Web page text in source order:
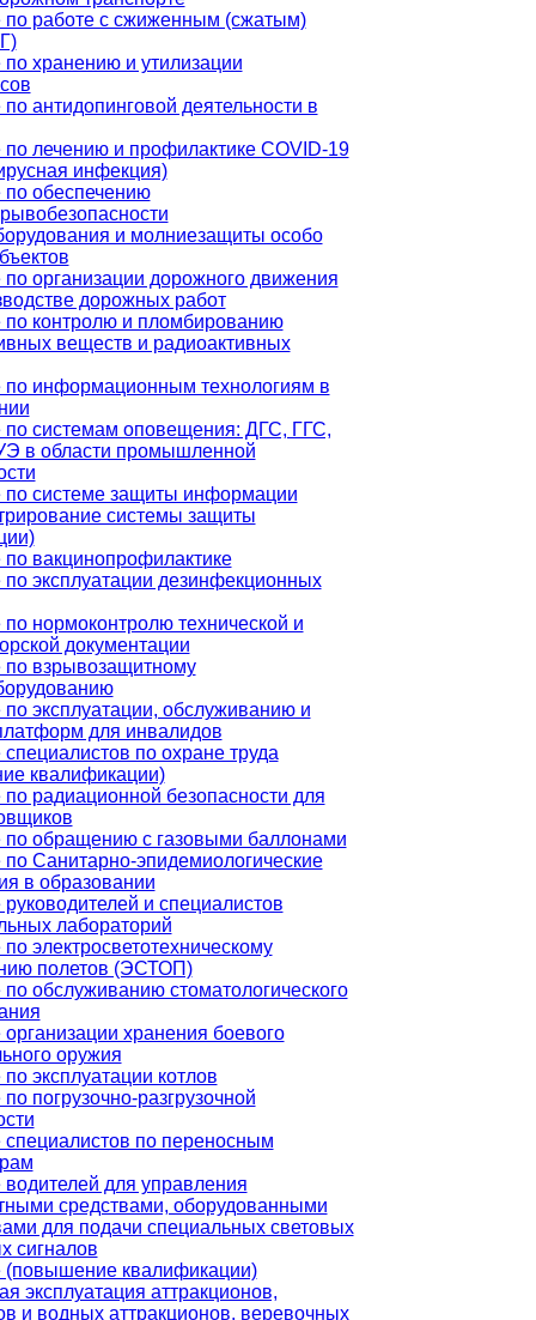
по работе с сжиженным (сжатым)
хранению и утилизации
антидопинговой деятельности в
лечению и профилактике COVID-19
инфекция)
обеспечению
и молниезащиты особо
организации дорожного движения
дорожных работ
по контролю и пломбированию
веществ и радиоактивных
по информационным технологиям в
по системам оповещения: ДГС, ГГС,
в области промышленной
по системе защиты информации
системы защиты
вакцинопрофилактике
эксплуатации дезинфекционных
нормоконтролю технической и
документации
по взрывозащитному
эксплуатации, обслуживанию и
для инвалидов
по охране труда
квалификации)
радиационной безопасности для
по обращению с газовыми баллонами
Санитарно-эпидемиологические
в образовании
и специалистов
лабораторий
электросветотехническому
полетов (ЭСТОП)
обслуживанию стоматологического
хранения боевого
оружия
эксплуатации котлов
погрузочно-разгрузочной
по переносным
для управления
средствами, оборудованными
для подачи специальных световых
сигналов
(повышение квалификации)
эксплуатация аттракционов,
и водных аттракционов, веревочных